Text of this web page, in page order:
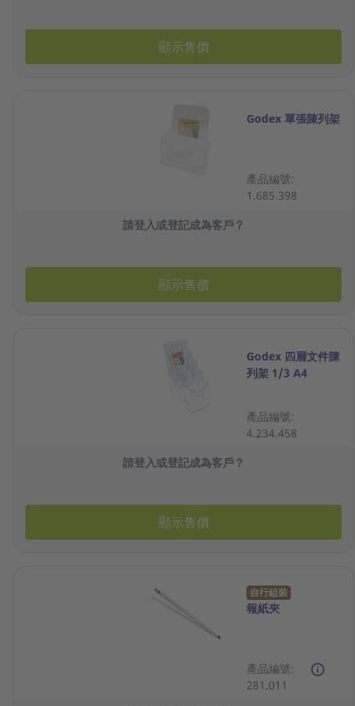
顯示售價
Godex 單張陳列架
產品編號:
1.685.398
請登入或登記成為客戶？
顯示售價
Godex 四層文件陳
列架 1/3 A4
產品編號:
4.234.458
請登入或登記成為客戶？
顯示售價
自行組裝
報紙夾
產品編號:
281.011